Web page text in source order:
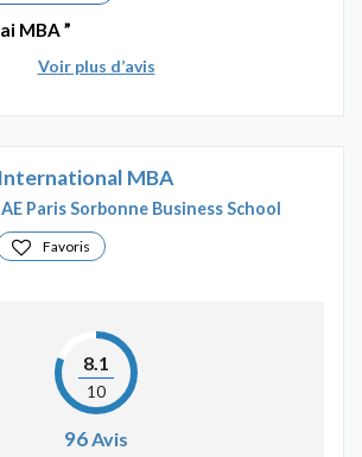
MBA
Voir plus d’avis
International MBA
Paris Sorbonne Business School
Favoris
8.1
10
96Avis